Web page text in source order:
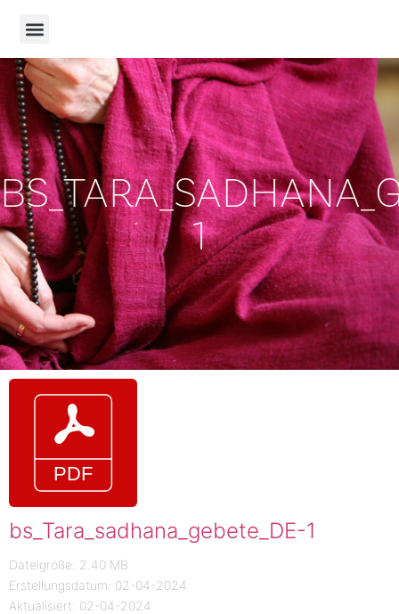
1
bs_Tara_sadhana_gebete_DE-1
Dateigröße: 2.40 MB
Erstellungsdatum: 02-04-2024
Aktualisiert: 02-04-2024